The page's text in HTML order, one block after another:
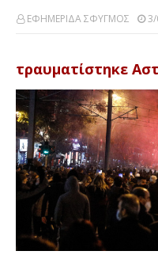
ΕΦΗΜΕΡΙΔΑ ΣΦΥΓΜΟΣ
τραυματίστηκε